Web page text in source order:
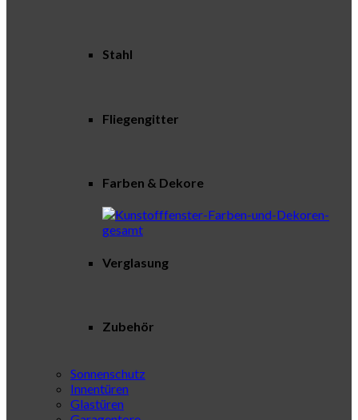
Stahl
Fliegengitter
Farben & Dekore
Verglasung
Zubehör
Sonnenschutz
Innentüren
Glastüren